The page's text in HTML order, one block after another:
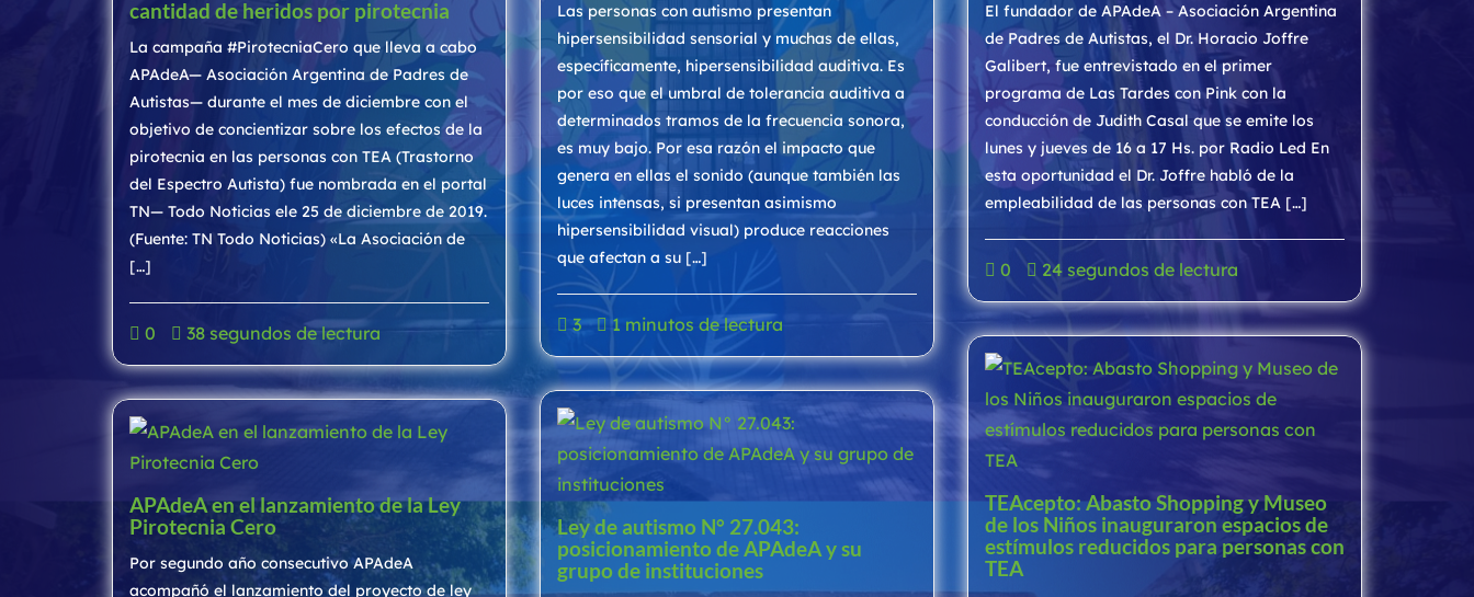
cantidad de heridos por pirotecnia
La campaña #PirotecniaCero que lleva a cabo
APAdeA— Asociación Argentina de Padres de
Autistas— durante el mes de diciembre con el
objetivo de concientizar sobre los efectos de la
pirotecnia en las personas con TEA (Trastorno
del Espectro Autista) fue nombrada en el portal
TN— Todo Noticias ele 25 de diciembre de 2019.
(Fuente: TN Todo Noticias) «La Asociación de
[…]
0 38 segundos de lectura
Las personas con autismo presentan
hipersensibilidad sensorial y muchas de ellas,
específicamente, hipersensibilidad auditiva. Es
por eso que el umbral de tolerancia auditiva a
determinados tramos de la frecuencia sonora,
es muy bajo. Por esa razón el impacto que
genera en ellas el sonido (aunque también las
luces intensas, si presentan asimismo
hipersensibilidad visual) produce reacciones
que afectan a su […]
3 1 minutos de lectura
El fundador de APAdeA – Asociación Argentina
de Padres de Autistas, el Dr. Horacio Joffre
Galibert, fue entrevistado en el primer
programa de Las Tardes con Pink con la
conducción de Judith Casal que se emite los
lunes y jueves de 16 a 17 Hs. por Radio Led En
esta oportunidad el Dr. Joffre habló de la
empleabilidad de las personas con TEA […]
0 24 segundos de lectura
TEAcepto: Abasto Shopping y Museo
de los Niños inauguraron espacios de
estímulos reducidos para personas con
TEA
Ley de autismo N° 27.043:
posicionamiento de APAdeA y su
grupo de instituciones
APAdeA en el lanzamiento de la Ley
Pirotecnia Cero
Por segundo año consecutivo APAdeA
acompañó el lanzamiento del proyecto de ley